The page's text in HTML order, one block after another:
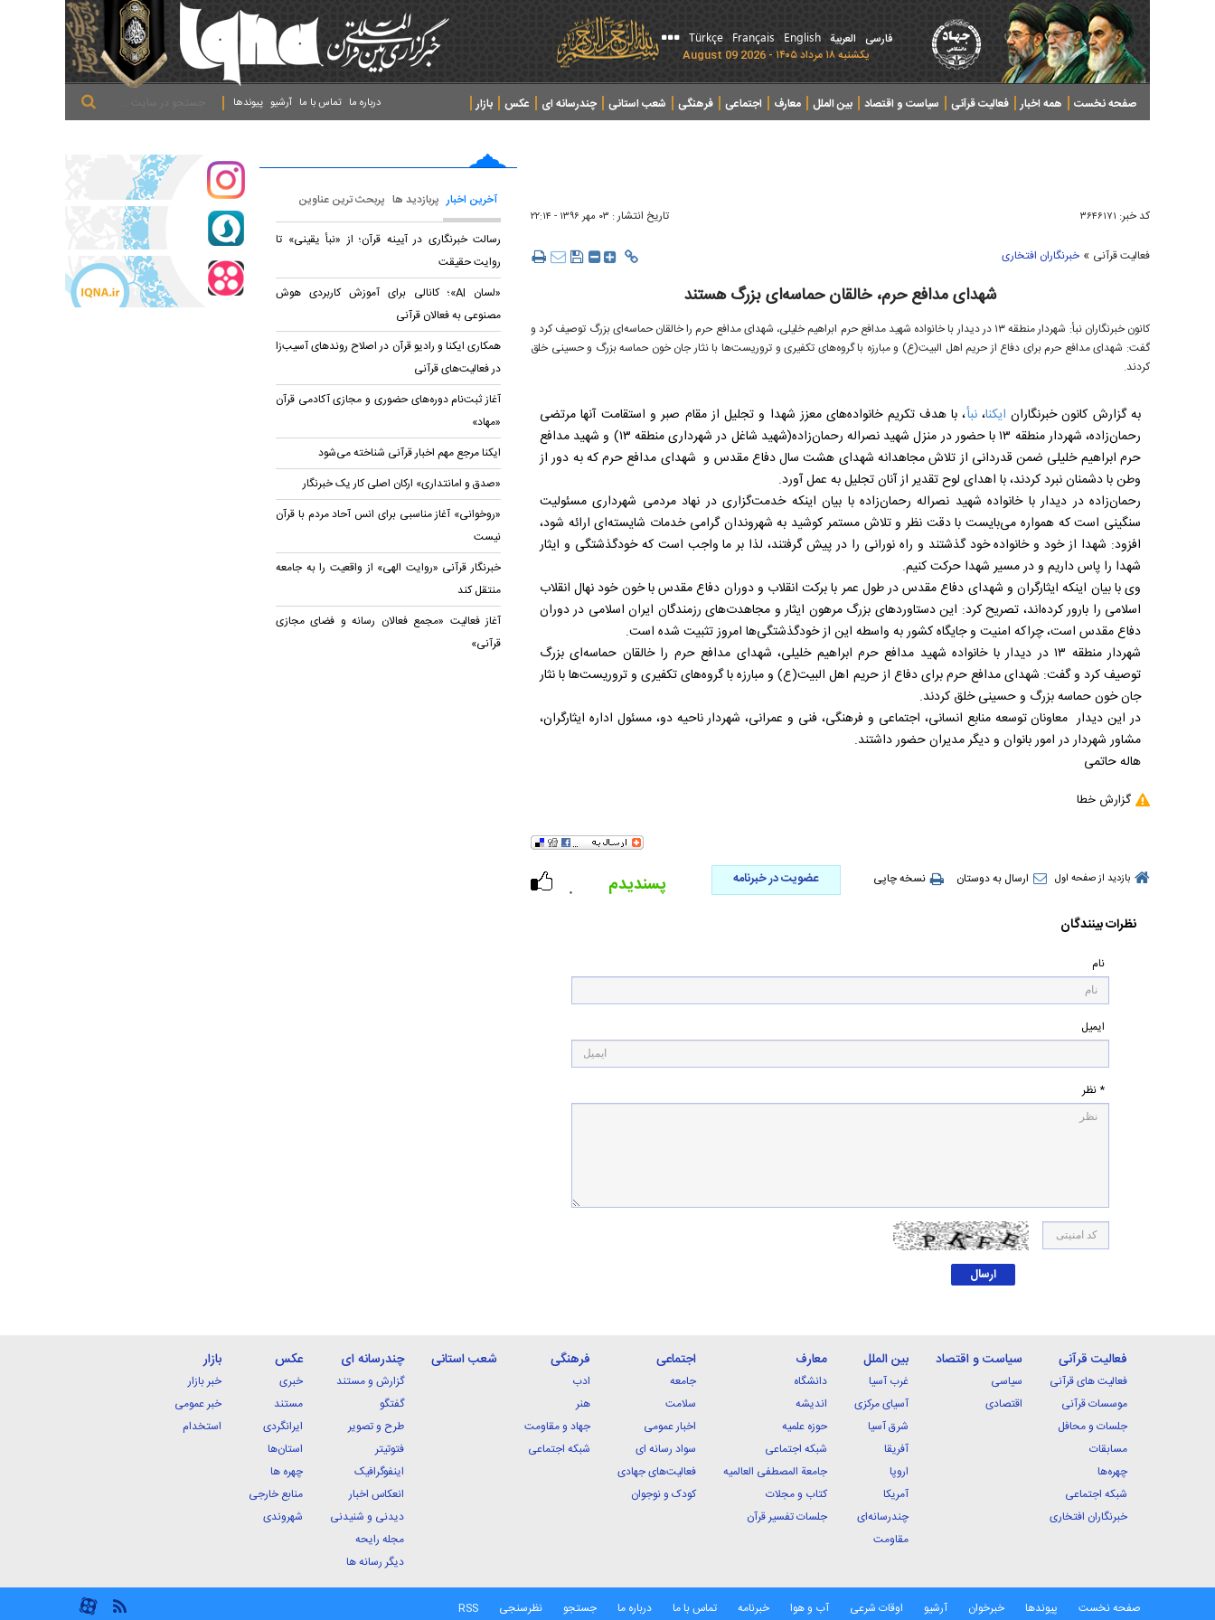
فارسی العربیة English
Français
Türkçe
يکشنبه ۱۸ مرداد ۱۴۰۵ - 2026 August 09
صفحه نخست همه اخبار فعالیت قرآنی سیاست و اقتصاد بین الملل معارف اجتماعی فرهنگی شعب استانی چندرسانه ای عکس
بازار
پیوندها آرشیو تماس با ما درباره ما
کد خبر: ۳۶۴۶۱۷۱ تاریخ انتشار : ۰۳ مهر ۱۳۹۶ - ۲۲:۱۴
فعالیت قرآنی » خبرنگاران افتخاری
شهدای مدافع حرم، خالقان حماسه‌ای بزرگ هستند
کانون خبرنگاران نبأ: شهردار منطقه ۱۳ در ديدار با خانواده شهيد مدافع حرم ابراهیم خلیلی، شهدای مدافع حرم را خالقان حماسه‌ای بزرگ توصيف کرد و
گفت: شهدای مدافع حرم برای دفاع از حريم اهل البيت(ع) و مبارزه با گروه‌های تکفيری و تروريست‌ها با نثار جان خون حماسه بزرگ و حسينی خلق
کردند.
به گزارش کانون خبرنگاران ایکنا،نبأ، با هدف تکریم خانواده‌های معزز شهدا و تجلیل از مقام صبر و استقامت آنها مرتضی
رحمان‌زاده، شهردار منطقه ۱۳ با حضور در منزل شهید نصراله رحمان‌زاده(شهید شاغل در شهرداری منطقه ۱۳) و شهید مدافع
حرم ابراهیم خلیلی ضمن قدردانی از تلاش مجاهدانه شهدای هشت سال دفاع مقدس و شهدای مدافع حرم که به دور از
وطن با دشمنان نبرد کردند، با اهدای لوح تقدیر از آنان تجلیل به عمل آورد.
رحمان‌زاده در دیدار با خانواده شهید نصراله رحمان‌زاده با بیان اینکه خدمت‌گزاری در نهاد مردمی شهرداری مسئولیت
سنگینی است که همواره می‌بایست با دقت نظر و تلاش مستمر کوشید به شهروندان گرامی خدمات شایسته‌ای ارائه شود،
افزود: شهدا از خود و خانواده خود گذشتند و راه نورانی را در پيش گرفتند، لذا بر ما واجب است که خودگذشتگی و ايثار
شهدا را پاس داريم و در مسير شهدا حرکت کنيم.
وی با بیان اینکه ایثارگران و شهدای دفاع مقدس در طول عمر با برکت انقلاب و دوران دفاع مقدس با خون خود نهال انقلاب
اسلامی را بارور کرده‌اند، تصریح کرد: این دستاوردهای بزرگ مرهون ایثار و مجاهدت‌های رزمندگان ایران اسلامی در دوران
دفاع مقدس است، چراکه امنیت و جایگاه کشور به واسطه این از خودگذشتگی‌ها امروز تثبیت شده است.
شهردار منطقه ۱۳ در ديدار با خانواده شهيد مدافع حرم ابراهیم خلیلی، شهدای مدافع حرم را خالقان حماسه‌ای بزرگ
توصيف کرد و گفت: شهدای مدافع حرم برای دفاع از حريم اهل البيت(ع) و مبارزه با گروه‌های تکفيری و تروريست‌ها با نثار
جان خون حماسه بزرگ و حسينی خلق کردند.
در این دیدار معاونان توسعه منابع انسانی، اجتماعی و فرهنگی، فنی و عمرانی، شهردار ناحیه دو، مسئول اداره ایثارگران،
مشاور شهردار در امور بانوان و دیگر مدیران حضور داشتند.
هاله حاتمی
گزارش خطا
بازدید از صفحه اول ارسال به دوستان نسخه چاپی عضویت در خبرنامه
۰ پسندیدم
نظرات بینندگان
نام
ایمیل
* نظر
آخرین اخبار پربازدید ها پربحث ترین عناوین
رسالت خبرنگاری در آیینه قرآن؛ از «نبأ یقینی» تا
روایت حقیقت
«لسان AI»؛ کانالی برای آموزش کاربردی هوش
مصنوعی به فعالان قرآنی
همکاری ایکنا و رادیو قرآن در اصلاح روندهای آسیب‌زا
در فعالیت‌های قرآنی
آغاز ثبت‌نام دوره‌های حضوری و مجازی آکادمی قرآن
«مهاد»
ایکنا مرجع مهم اخبار قرآنی شناخته می‌شود
«صدق و امانتداری» ارکان اصلی کار یک خبرنگار
«روخوانی» آغاز مناسبی برای انس آحاد مردم با قرآن
نیست
خبرنگار قرآنی «روایت الهی» از واقعیت را به جامعه
منتقل کند
آغاز فعالیت «مجمع فعالان رسانه و فضای مجازی
قرآنی»
فعالیت قرآنی
فعالیت های قرآنی
موسسات قرآنی
جلسات و محافل
مسابقات
چهره‌ها
شبکه اجتماعی
خبرنگاران افتخاری
سیاست و اقتصاد
سیاسی
اقتصادی
بین الملل
غرب آسیا
آسیای مرکزی
شرق آسیا
آفریقا
اروپا
آمریکا
چندرسانه‌ای
مقاومت
معارف
دانشگاه
اندیشه
حوزه علمیه
شبکه اجتماعی
جامعة المصطفی العالمیه
کتاب و مجلات
جلسات تفسیر قرآن
اجتماعی
جامعه
سلامت
اخبار عمومی
سواد رسانه ای
فعالیت‌های جهادی
کودک و نوجوان
فرهنگی
ادب
هنر
جهاد و مقاومت
شبکه اجتماعی
شعب استانی چندرسانه ای
گزارش و مستند
گفتگو
طرح و تصویر
فتوتیتر
اینفوگرافیک
انعکاس اخبار
دیدنی و شنیدنی
مجله رایحه
دیگر رسانه ها
عکس
خبری
مستند
ایرانگردی
استان‌ها
چهره ها
منابع خارجی
شهروندی
بازار
خبر بازار
خبر عمومی
استخدام
صفحه نخست پیوندها خبرخوان آرشیو اوقات شرعی آب و هوا خبرنامه تماس با ما درباره ما جستجو نظرسنجی RSS